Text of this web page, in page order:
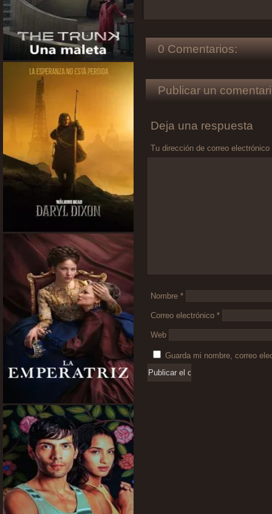
0 Comentarios:
Publicar un
Deja una respuesta
Tu dirección de correo
Nombre *
Correo electrónico *
Web
Guarda mi nombre, correo